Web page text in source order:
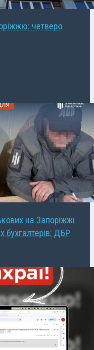
четверо
на Запоріжжі
бухгалтерів: ДБР